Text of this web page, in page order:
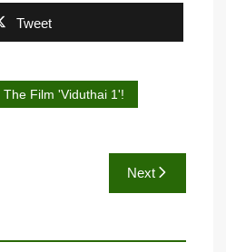
Tweet
Film 'Viduthai 1'!
Next